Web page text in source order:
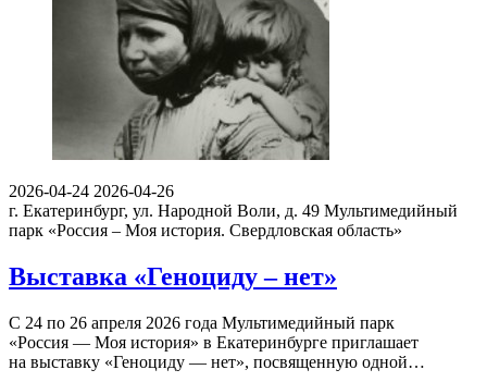
2026-04-24 2026-04-26
г. Екатеринбург, ул. Народной Воли, д. 49 Мультимедийный
парк «Россия – Моя история. Свердловская область»
Выставка «Геноциду – нет»
С 24 по 26 апреля 2026 года Мультимедийный парк
«Россия — Моя история» в Екатеринбурге приглашает
на выставку «Геноциду — нет», посвященную одной…